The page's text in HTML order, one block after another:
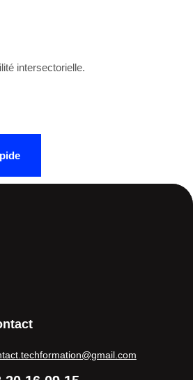
intersectorielle.